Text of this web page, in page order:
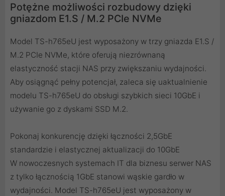
Potężne możliwości rozbudowy dzięki
gniazdom E1.S / M.2 PCIe NVMe
Model TS-h765eU jest wyposażony w trzy gniazda E1.S /
M.2 PCIe NVMe, które oferują niezrównaną
elastyczność stacji NAS przy zwiększaniu wydajności.
Aby osiągnąć pełny potencjał, zaleca się uaktualnienie
modelu TS-h765eU do obsługi szybkich sieci 10GbE i
używanie go z dyskami SSD M.2.
Pokonaj konkurencję dzięki łączności 2,5GbE
standardzie i elastycznej aktualizacji do 10GbE
W nowoczesnych systemach IT dla biznesu serwer NAS
z tylko łącznością 1GbE stanowi wąskie gardło w
wydajności. Model TS-h765eU jest wyposażony w